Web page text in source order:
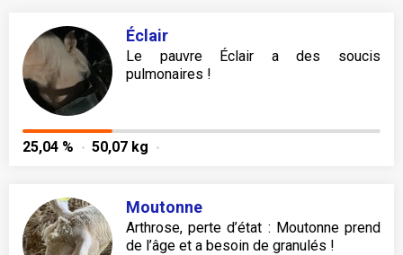
Éclair
Le pauvre Éclair a des soucis
pulmonaires !
25,04 % 50,07 kg
Moutonne
Arthrose, perte d’état : Moutonne prend
de l’âge et a besoin de granulés !